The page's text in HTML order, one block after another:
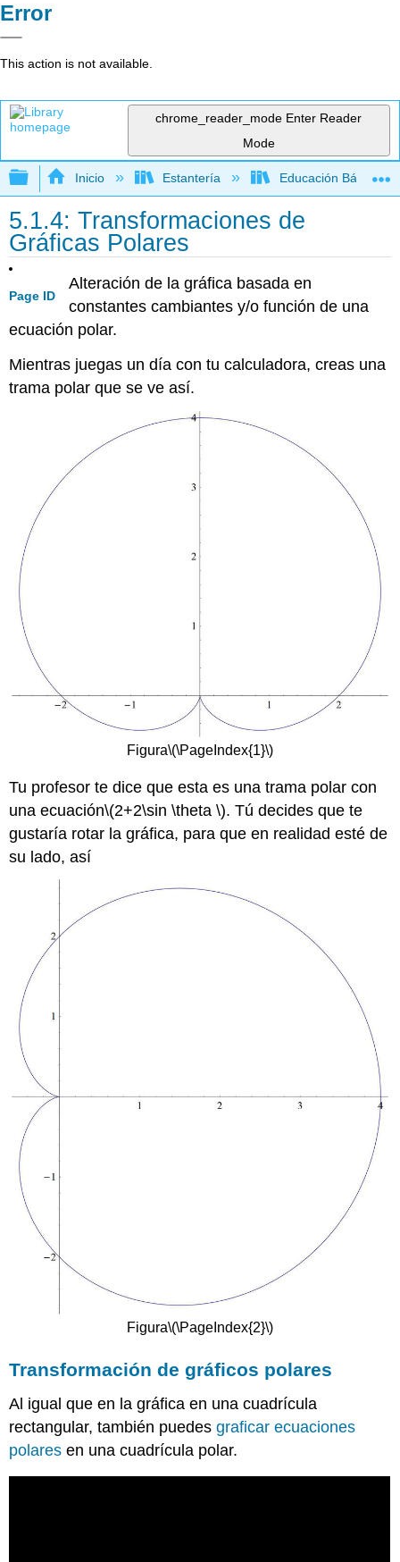
Error
This action is not available.
chrome_reader_mode Enter Reader
Mode
Expandir/contraer jerarquía global
Inicio Estantería Educación Básica
5.1.4: Transformaciones de
Gráficas Polares
Page ID
Alteración de la gráfica basada en
constantes cambiantes y/o función de una
ecuación polar.
Mientras juegas un día con tu calculadora, creas una
trama polar que se ve así.
Figura\(\PageIndex{1}\)
Tu profesor te dice que esta es una trama polar con
una ecuación\(2+2\sin \theta \). Tú decides que te
gustaría rotar la gráfica, para que en realidad esté de
su lado, así
Figura\(\PageIndex{2}\)
Transformación de gráficos polares
Al igual que en la gráfica en una cuadrícula
rectangular, también puedesgraficar ecuaciones
polares en una cuadrícula polar.